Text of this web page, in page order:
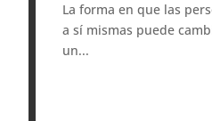
La forma en que las
a sí mismas puede
un...